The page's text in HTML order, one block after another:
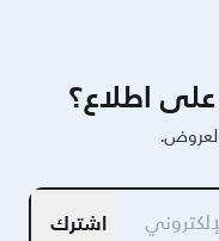
اطلاع؟
اشترك